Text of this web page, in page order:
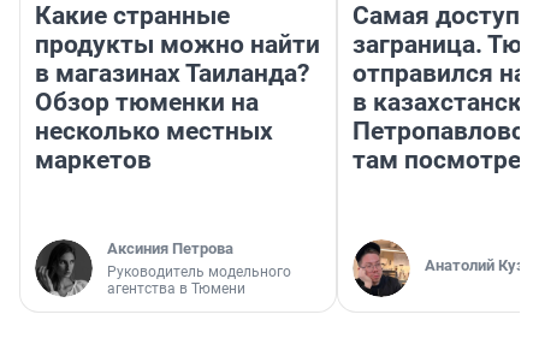
Какие странные
продукты можно найти
в магазинах Таиланда?
Обзор тюменки на
несколько местных
маркетов
Аксиния Петрова
Руководитель модельного
агентства в Тюмени
Самая
заграница.
отправился
в
там
Анатолий